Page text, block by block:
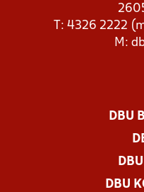
T: 4326 2222
M:
DBU
DBU